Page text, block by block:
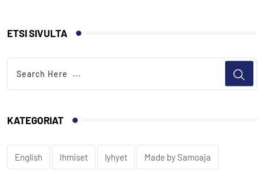
ETSI SIVULTA
KATEGORIAT
English Ihmiset lyhyet Made by Samoaja